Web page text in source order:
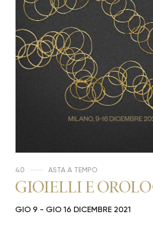
40 ASTA A TEMPO
GIOIELLI E
GIO 9 - GIO 16 DICEMBRE 2021